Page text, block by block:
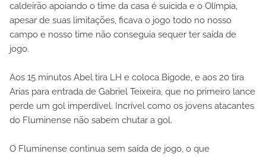
caldeirão apoiando o time da casa é suicida e o Olímpia,
apesar de suas limitações, ficava o jogo todo no nosso
campo e nosso time não conseguia sequer ter saída de
jogo.
Aos 15 minutos Abel tira LH e coloca Bigode, e aos 20 tira
Arias para entrada de Gabriel Teixeira, que no primeiro lance
perde um gol imperdível. Incrível como os jovens atacantes
do Fluminense não sabem chutar a gol.
O Fluminense continua sem saída de jogo, o que